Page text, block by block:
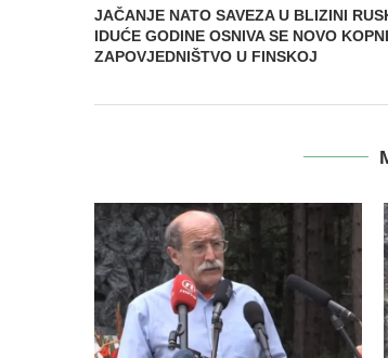
JAČANJE NATO SAVEZA U BLIZINI
IDUĆE GODINE OSNIVA SE NOVO
ZAPOVJEDNIŠTVO U FINSKOJ